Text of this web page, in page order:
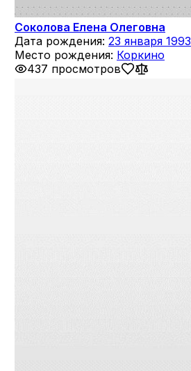
Соколова Елена Олеговна
Дата рождения: 23 января 1993
Место рождения: Коркино
437 просмотров